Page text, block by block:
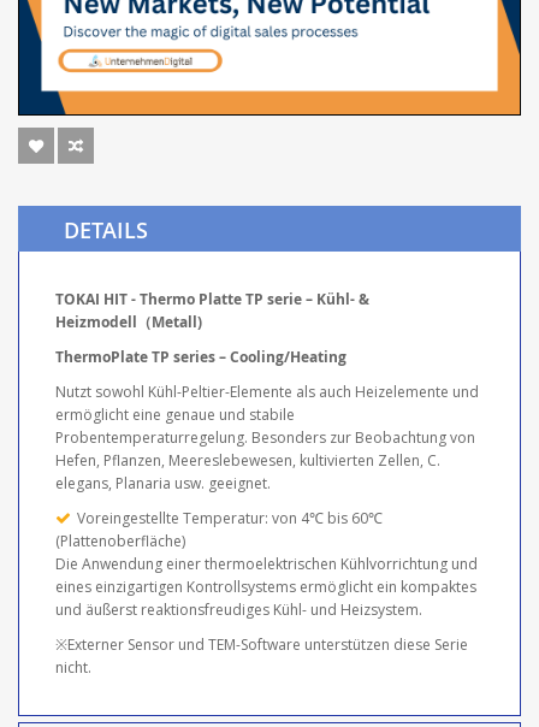
DETAILS
TOKAI HIT - Thermo Platte TP serie – Kühl- &
Heizmodell（Metall)
ThermoPlate TP series – Cooling/Heating
Nutzt sowohl Kühl-Peltier-Elemente als auch Heizelemente und
ermöglicht eine genaue und stabile
Probentemperaturregelung. Besonders zur Beobachtung von
Hefen, Pflanzen, Meereslebewesen, kultivierten Zellen, C.
elegans, Planaria usw. geeignet.
Voreingestellte Temperatur: von 4℃ bis 60℃
(Plattenoberfläche)
Die Anwendung einer thermoelektrischen Kühlvorrichtung und
eines einzigartigen Kontrollsystems ermöglicht ein kompaktes
und äußerst reaktionsfreudiges Kühl- und Heizsystem.
※Externer Sensor und TEM-Software unterstützen diese Serie
nicht.